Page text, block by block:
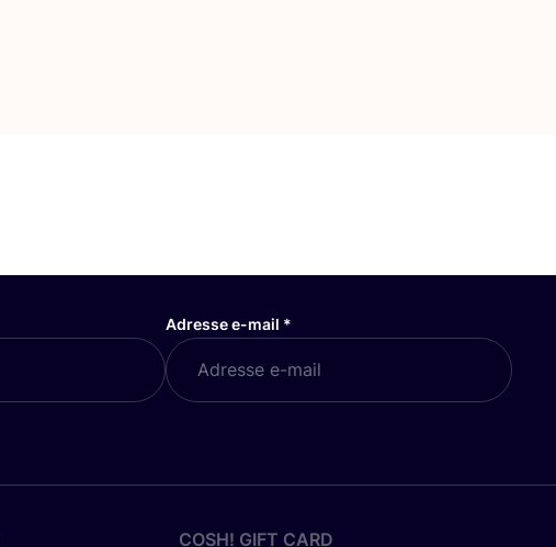
Adresse e-mail *
COSH! GIFT CARD